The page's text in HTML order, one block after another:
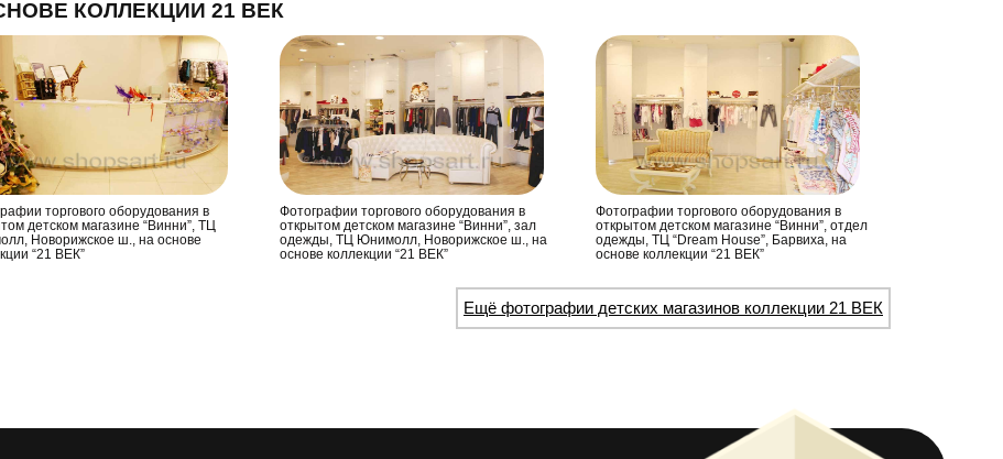
КОЛЛЕКЦИИ 21 ВЕК
торгового оборудования в
детском магазине “Винни”, ТЦ
Новорижское ш., на основе
“21 ВЕК”
Фотографии торгового оборудования в
открытом детском магазине “Винни”, зал
одежды, ТЦ Юнимолл, Новорижское ш., на
основе коллекции “21 ВЕК”
Фотографии торгового оборудования в
открытом детском магазине “Винни”, отдел
одежды, ТЦ “Dream House”, Барвиха, на
основе коллекции “21 ВЕК”
Ещё фотографии детских магазинов коллекции 21 ВЕК